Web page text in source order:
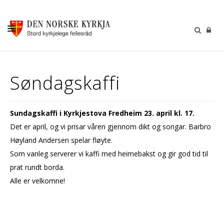
GUDSTENESTER
BARN OG UNGDOM
SOKNERÅDA
INFORMASJON
KONTAKT OSS
Søndagskaffi
Sundagskaffi i Kyrkjestova Fredheim 23. april kl. 17.
Det er april, og vi prisar våren gjennom dikt og songar. Barbro
Høyland Andersen spelar fløyte.
Som vanleg serverer vi kaffi med heimebakst og gir god tid til
prat rundt borda.
Alle er velkomne!